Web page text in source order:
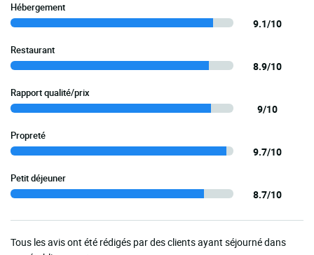
Hébergement
9.1/10
Restaurant
8.9/10
Rapport qualité/prix
9/10
Propreté
9.7/10
Petit déjeuner
8.7/10
Tous les avis ont été rédigés par des clients ayant séjourné dans